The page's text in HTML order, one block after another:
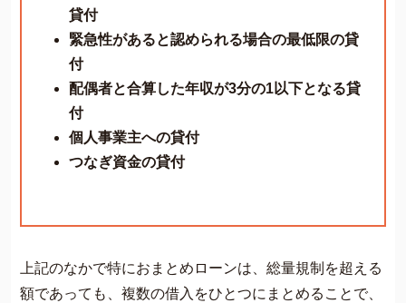
貸付
緊急性があると認められる場合の最低限の貸
付
配偶者と合算した年収が3分の1以下となる貸
付
個人事業主への貸付
つなぎ資金の貸付
上記のなかで特におまとめローンは、総量規制を超える
額であっても、複数の借入をひとつにまとめることで、